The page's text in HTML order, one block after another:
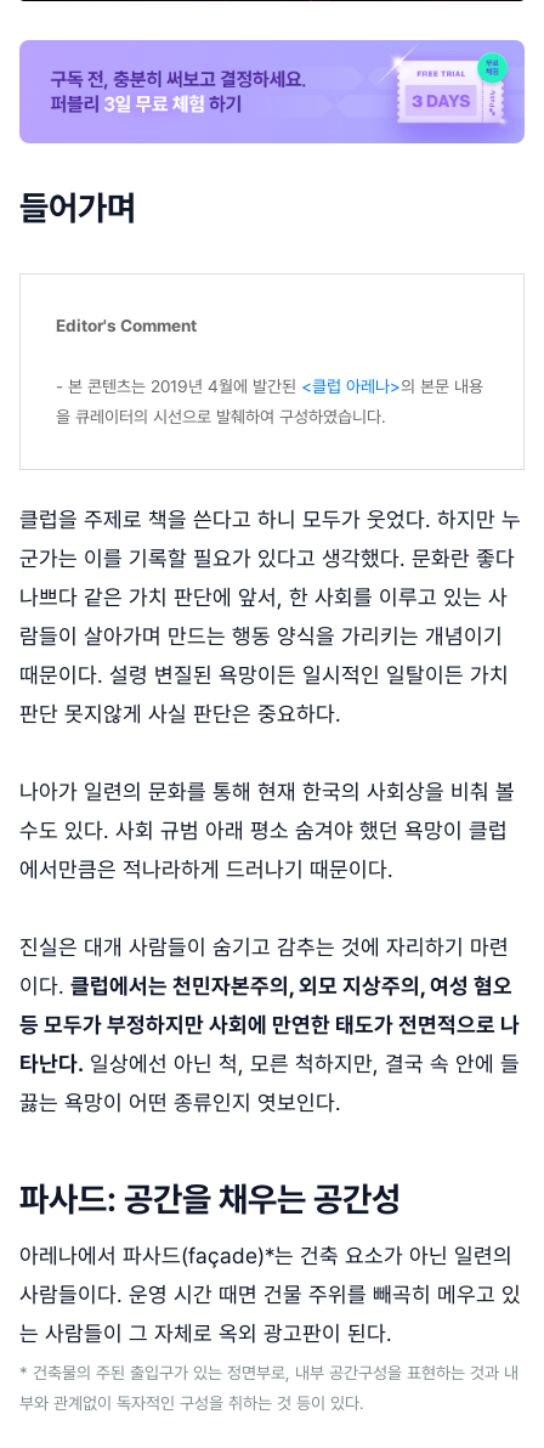
들어가며
Editor's Comment
- 본 콘텐츠는 2019년 4월에 발간된 <클럽 아레나>의 본문 내용
을 큐레이터의 시선으로 발췌하여 구성하였습니다.
클럽을 주제로 책을 쓴다고 하니 모두가 웃었다. 하지만 누
군가는 이를 기록할 필요가 있다고 생각했다. 문화란 좋다
나쁘다 같은 가치 판단에 앞서, 한 사회를 이루고 있는 사
람들이 살아가며 만드는 행동 양식을 가리키는 개념이기
때문이다. 설령 변질된 욕망이든 일시적인 일탈이든 가치
판단 못지않게 사실 판단은 중요하다.
나아가 일련의 문화를 통해 현재 한국의 사회상을 비춰 볼
수도 있다. 사회 규범 아래 평소 숨겨야 했던 욕망이 클럽
에서만큼은 적나라하게 드러나기 때문이다.
진실은 대개 사람들이 숨기고 감추는 것에 자리하기 마련
이다. 클럽에서는 천민자본주의, 외모 지상주의, 여성 혐오
등 모두가 부정하지만 사회에 만연한 태도가 전면적으로 나
타난다. 일상에선 아닌 척, 모른 척하지만, 결국 속 안에 들
끓는 욕망이 어떤 종류인지 엿보인다.
파사드: 공간을 채우는 공간성
아레나에서 파사드(façade)*는 건축 요소가 아닌 일련의
사람들이다. 운영 시간 때면 건물 주위를 빼곡히 메우고 있
는 사람들이 그 자체로 옥외 광고판이 된다.
* 건축물의 주된 출입구가 있는 정면부로, 내부 공간구성을 표현하는 것과 내
부와 관계없이 독자적인 구성을 취하는 것 등이 있다.